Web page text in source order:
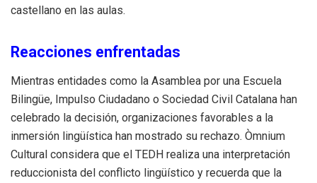
castellano en las aulas.
Reacciones enfrentadas
Mientras entidades como la Asamblea por una Escuela
Bilingüe, Impulso Ciudadano o Sociedad Civil Catalana han
celebrado la decisión, organizaciones favorables a la
inmersión lingüística han mostrado su rechazo. Òmnium
Cultural considera que el TEDH realiza una interpretación
reduccionista del conflicto lingüístico y recuerda que la